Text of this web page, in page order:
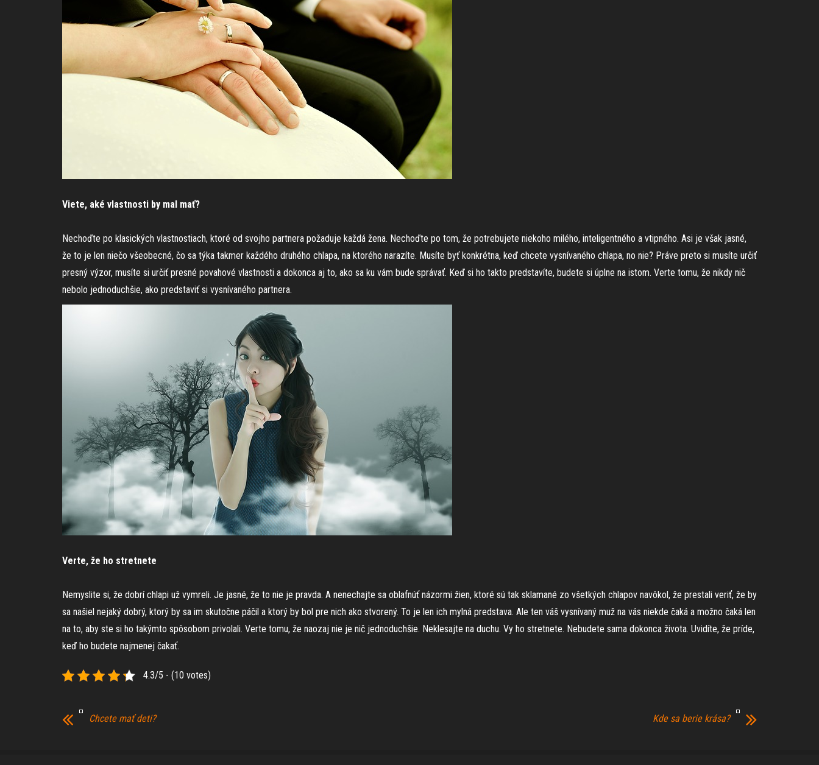
Viete, aké vlastnosti by mal mať?
Nechoďte po klasických vlastnostiach, ktoré od svojho partnera požaduje každá žena. Nechoďte po tom, že potrebujete niekoho milého, inteligentného a vtipného. Asi je však jasné,
že to je len niečo všeobecné, čo sa týka takmer každého druhého chlapa, na ktorého narazíte. Musíte byť konkrétna, keď chcete vysnívaného chlapa, no nie? Práve preto si musíte určiť
presný výzor, musíte si určiť presné povahové vlastnosti a dokonca aj to, ako sa ku vám bude správať. Keď si ho takto predstavíte, budete si úplne na istom. Verte tomu, že nikdy nič
nebolo jednoduchšie, ako predstaviť si vysnívaného partnera.
Verte, že ho stretnete
Nemyslite si, že dobrí chlapi už vymreli. Je jasné, že to nie je pravda. A nenechajte sa oblafnúť názormi žien, ktoré sú tak sklamané zo všetkých chlapov navôkol, že prestali veriť, že by
sa našiel nejaký dobrý, ktorý by sa im skutočne páčil a ktorý by bol pre nich ako stvorený. To je len ich mylná predstava. Ale ten váš vysnívaný muž na vás niekde čaká a možno čaká len
na to, aby ste si ho takýmto spôsobom privolali. Verte tomu, že naozaj nie je nič jednoduchšie. Neklesajte na duchu. Vy ho stretnete. Nebudete sama dokonca života. Uvidíte, že príde,
keď ho budete najmenej čakať.
4.3/5 - (10 votes)
Chcete mať deti? Kde sa berie krása?